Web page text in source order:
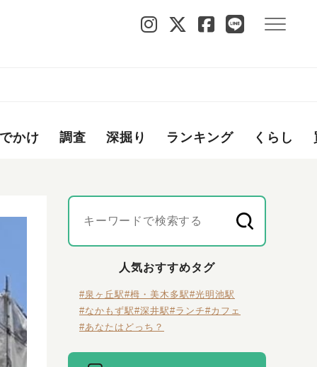
かけ 調査 深掘り ランキング くらし
人気おすすめタグ
#泉ヶ丘駅#栂・美木多駅#光明池駅
#なかもず駅#深井駅#ランチ#カフェ
#あなたはどっち？